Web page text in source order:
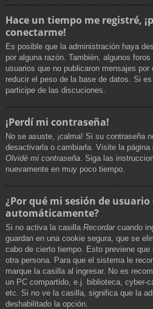
Hace un tiempo me registré,
conectarme!
Es posible que la administración haya
por alguna razón. También, algunos
usuarios que no publicaron mensajes
reducir el peso de la base de datos. Si
participe de las discuciones.
¡Perdí mi contraseña!
No se asuste, ¡calma! Si su contraseña
desactivarla o cambiarla. Visite la
Olvidé mi contraseña . Siga las
nuevamente en muy poco tiempo.
¿Por qué mi sesión de usuario
automáticamente?
Si no activa la casilla Recordarcuando
guardan en una cookie segura, que se
cabo de cierto tiempo. Esto previene
otra persona. Para que el sistema le
marque la casilla al ingresar. No es
un PC compartido, e.j. biblioteca, cyber-
etc. Si no ve la casilla, significa que la
deshabilitado la opción.